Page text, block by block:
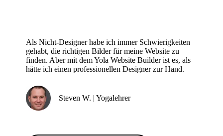
Als Nicht-Designer habe ich immer Schwierigkeiten
gehabt, die richtigen Bilder für meine Website zu
finden. Aber mit dem Yola Website Builder ist es, als
hätte ich einen professionellen Designer zur Hand.
Steven W. | Yogalehrer